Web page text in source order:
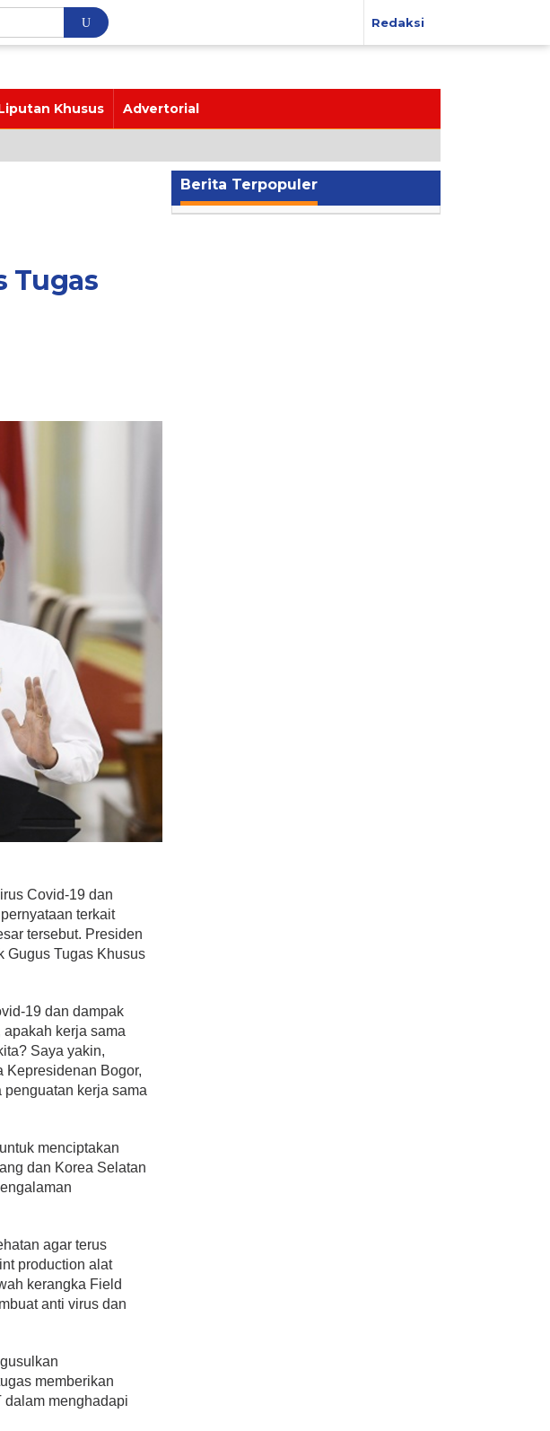
Redaksi
Khusus Advertorial
Tugas
Covid-19 dan
terkait
tersebut. Presiden
Gugus Tugas Khusus
19 dan dampak
kerja sama
Saya yakin,
Kepresidenan Bogor,
kerja sama
menciptakan
dan Korea Selatan
agar terus
production alat
kerangka Field
anti virus dan
memberikan
dalam menghadapi
Berita Terpopuler